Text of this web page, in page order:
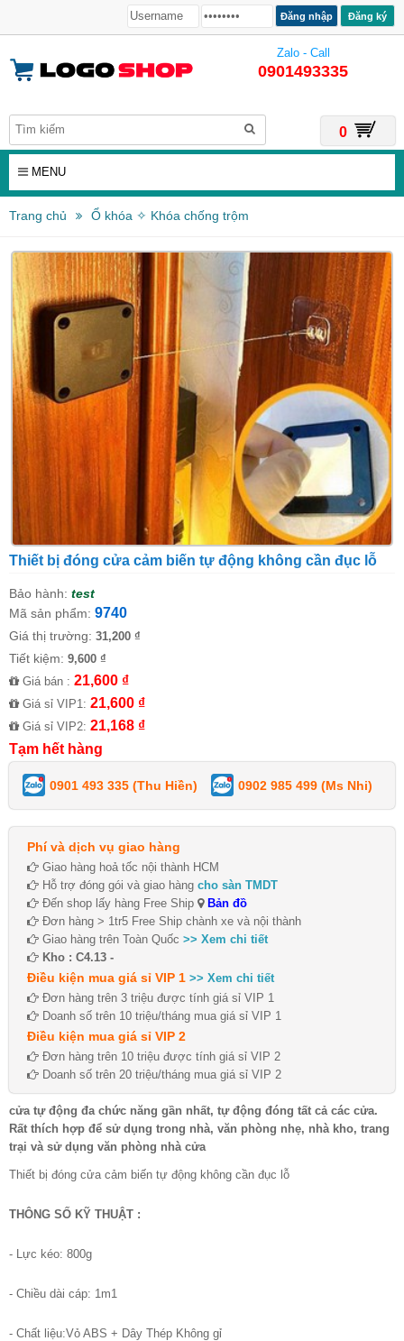
Đăng ký
Zalo - Call
0901493335
0
MENU
Trang chủ Ổ khóa ✧ Khóa chống trộm
Thiết bị đóng cửa cảm biến tự động không cần đục lỗ
Bảo hành: test
Mã sản phẩm: 9740
Giá thị trường: 31,200 ₫
Tiết kiệm: 9,600 ₫
Giá bán : 21,600 ₫
Giá sỉ VIP1: 21,600 ₫
Giá sỉ VIP2: 21,168 ₫
Tạm hết hàng
0901 493 335 (Thu Hiền) 0902 985 499 (Ms Nhi)
Phí và dịch vụ giao hàng
Giao hàng hoả tốc nội thành HCM
Hỗ trợ đóng gói và giao hàng cho sàn TMDT
Đến shop lấy hàng Free Ship
Bản đồ
Đơn hàng > 1tr5 Free Ship chành xe và nội thành
Giao hàng trên Toàn Quốc >> Xem chi tiết
Kho : C4.13 -
Điều kiện mua giá sỉ VIP 1 >> Xem chi tiết
Đơn hàng trên 3 triệu được tính giá sỉ VIP 1
Doanh số trên 10 triệu/tháng mua giá sỉ VIP 1
Điều kiện mua giá sỉ VIP 2
Đơn hàng trên 10 triệu được tính giá sỉ VIP 2
Doanh số trên 20 triệu/tháng mua giá sỉ VIP 2
cửa tự động đa chức năng gần nhất, tự động đóng tất cả các cửa.
Rất thích hợp để sử dụng trong nhà, văn phòng nhẹ, nhà kho, trang
trại và sử dụng văn phòng nhà cửa
Thiết bị đóng cửa cảm biến tự động không cần đục lỗ
THÔNG SỐ KỸ THUẬT :
- Lực kéo: 800g
- Chiều dài cáp: 1m1
- Chất liệu:Vỏ ABS + Dây Thép Không gỉ